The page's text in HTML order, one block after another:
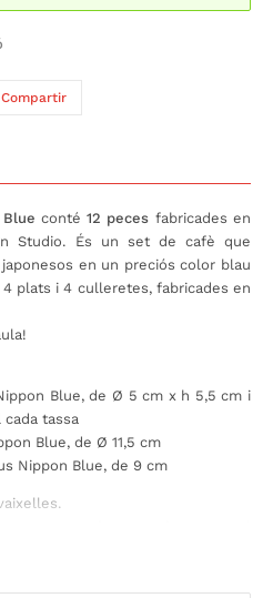
Compartir
conté12 peces fabricades en
Studio. És un set de cafè que
en un preciós color blau
plats i 4 culleretes, fabricades en
Blue, de Ø 5 cm x h 5,5 cm i
tassa
Blue, de Ø 11,5 cm
Nippon Blue, de 9 cm
a tot bon amant del cafè.